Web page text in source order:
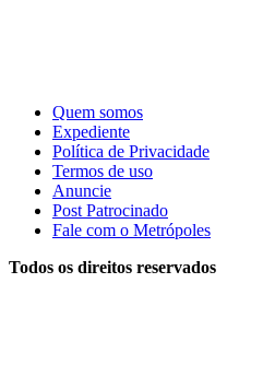
Quem somos
Expediente
Política de Privacidade
Termos de uso
Anuncie
Post Patrocinado
Fale com o Metrópoles
Todos os direitos reservados